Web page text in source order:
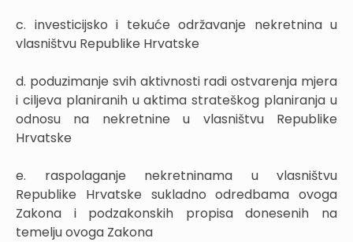
c. investicijsko i tekuće održavanje nekretnina u
vlasništvu Republike Hrvatske
d. poduzimanje svih aktivnosti radi ostvarenja mjera
i ciljeva planiranih u aktima strateškog planiranja u
odnosu na nekretnine u vlasništvu Republike
Hrvatske
e. raspolaganje nekretninama u vlasništvu
Republike Hrvatske sukladno odredbama ovoga
Zakona i podzakonskih propisa donesenih na
temelju ovoga Zakona